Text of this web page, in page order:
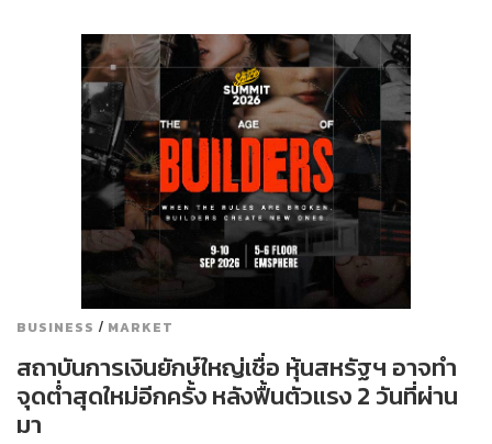
BUSINESS / MARKET
สถาบันการเงินยักษ์ใหญ่เชื่อ หุ้นสหรัฐฯ อาจทำ
จุดต่ำสุดใหม่อีกครั้ง หลังฟื้นตัวแรง 2 วันที่ผ่าน
มา